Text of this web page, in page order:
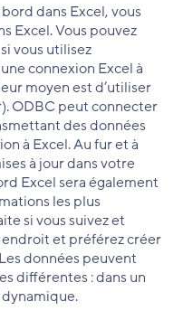
dans Excel, vous
Excel. Vous pouvez
vous utilisez
connexion Excel à
moyen est d’utiliser
ODBC peut connecter
des données
à Excel. Au fur et à
à jour dans votre
Excel sera également
les plus
si vous suivez et
endroit et préférez créer
données peuvent
différentes : dans un